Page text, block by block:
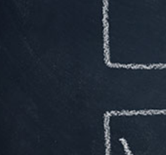
Kviss
Podden
Anmäl till
Föreslå